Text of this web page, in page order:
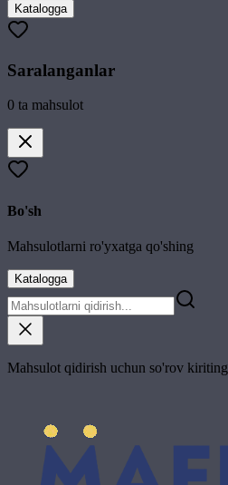
Katalogga
Saralanganlar
0 ta mahsulot
Bo'sh
Mahsulotlarni ro'yxatga qo'shing
Katalogga
Mahsulot qidirish uchun so'rov kiriting